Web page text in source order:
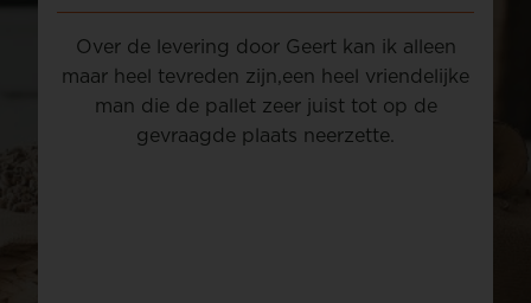
Over de levering door Geert kan ik alleen
maar heel tevreden zijn,een heel vriendelijke
man die de pallet zeer juist tot op de
gevraagde plaats neerzette.